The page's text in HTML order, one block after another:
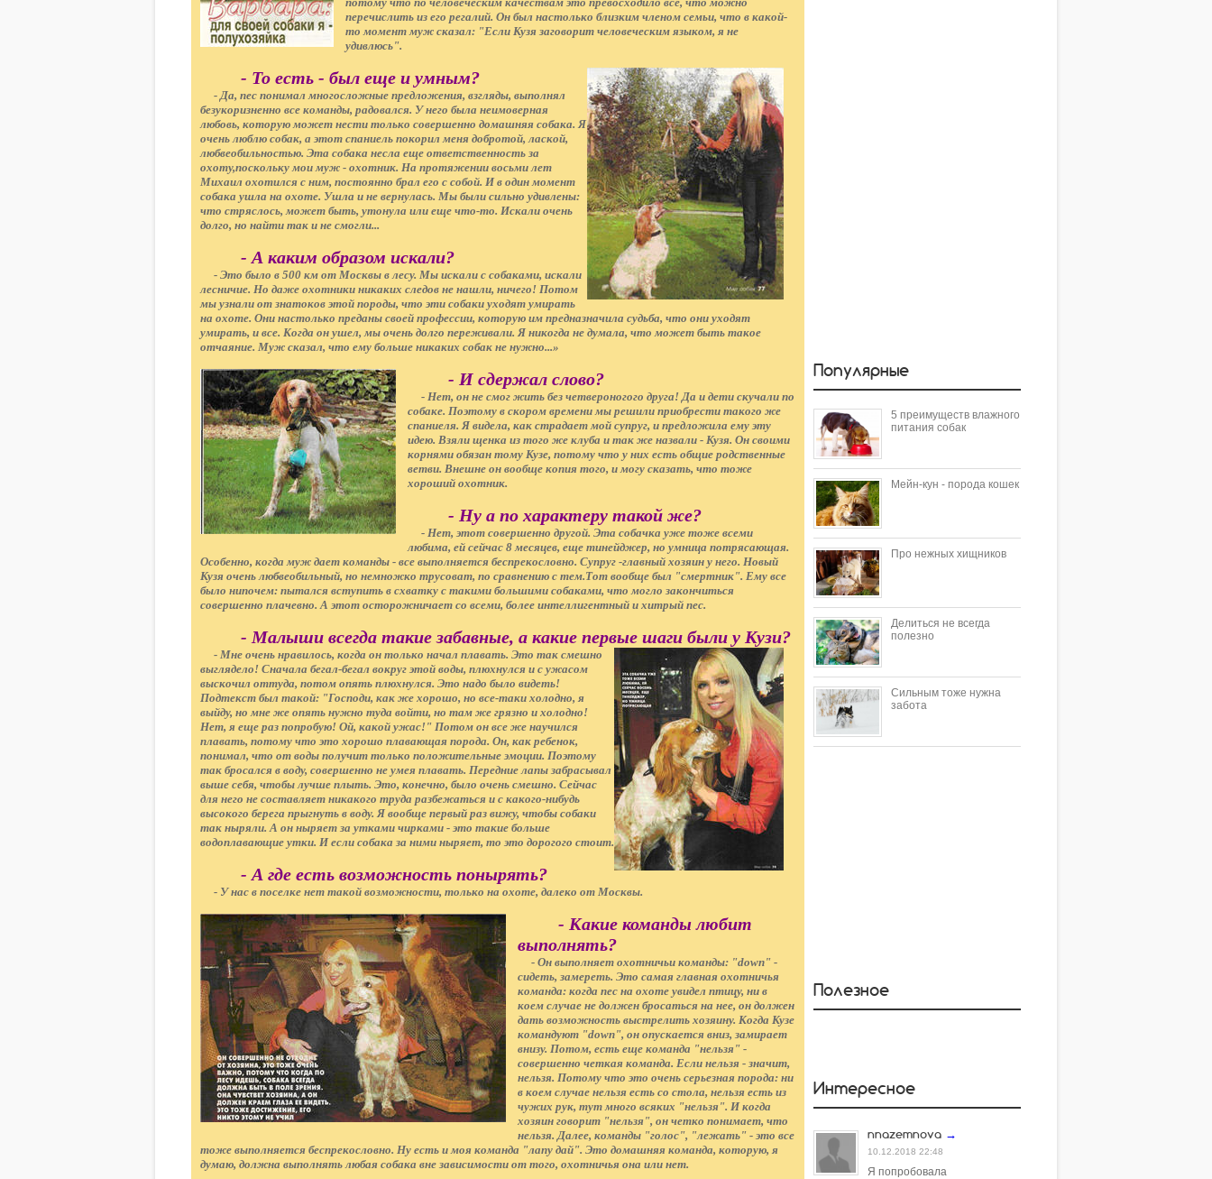
перечислить из его регалий. Он был настолько близким членом семьи, что в какой-
то момент муж сказал: "Если Кузя заговорит человеческим языком, я не
удивлюсь".
- То есть - был еще и умным?
- Да, пес понимал многосложные предложения, взгляды, выполнял
безукоризненно все команды, радовался. У него была неимоверная
любовь, которую может нести только совершенно домашняя собака. Я
очень люблю собак, а этот спаниель покорил меня добротой, лаской,
любвеобильностью. Эта собака несла еще ответственность за
охоту,поскольку мои муж - охотник. На протяжении восьми лет
Михаил охотился с ним, постоянно брал его с собой. И в один момент
собака ушла на охоте. Ушла и не вернулась. Мы были сильно удивлены:
что стряслось, может быть, утонула или еще что-то. Искали очень
долго, но найти так и не смогли...
- А каким образом искали?
- Это было в 500 км от Москвы в лесу. Мы искали с собаками, искали
лесничие. Но даже охотники никаких следов не нашли, ничего! Потом
мы узнали от знатоков этой породы, что эти собаки уходят умирать
на охоте. Они настолько преданы своей профессии, которую им предназначила судьба, что они уходят
умирать, и все. Когда он ушел, мы очень долго переживали. Я никогда не думала, что может быть такое
отчаяние. Муж сказал, что ему больше никаких собак не нужно...»
- И сдержал слово?
- Нет, он не смог жить без четвероногого друга! Да и дети скучали по
собаке. Поэтому в скором времени мы решили приобрести такого же
спаниеля. Я видела, как страдает мой супруг, и предложила ему эту
идею. Взяли щенка из того же клуба и так же назвали - Кузя. Он своими
корнями обязан тому Кузе, потому что у них есть общие родственные
ветви. Внешне он вообще копия того, и могу сказать, что тоже
хороший охотник.
- Ну а по характеру такой же?
- Нет, этот совершенно другой. Эта собачка уже тоже всеми
любима, ей сейчас 8 месяцев, еще тинейджер, но умница потрясающая.
Особенно, когда муж дает команды - все выполняется беспрекословно. Супруг -главный хозяин у него. Новый
Кузя очень любвеобильный, но немножко трусоват, по сравнению с тем.Тот вообще был "смертник". Ему все
было нипочем: пытался вступить в схватку с такими большими собаками, что могло закончиться
совершенно плачевно. А этот осторожничает со всеми, более интеллигентный и хитрый пес.
- Малыши всегда такие забавные, а какие первые шаги были у Кузи?
- Мне очень нравилось, когда он только начал плавать. Это так смешно
выглядело! Сначала бегал-бегал вокруг этой воды, плюхнулся и с ужасом
выскочил оттуда, потом опять плюхнулся. Это надо было видеть!
Подтекст был такой: "Господи, как же хорошо, но все-таки холодно, я
выйду, но мне же опять нужно туда войти, но там же грязно и холодно!
Нет, я еще раз попробую! Ой, какой ужас!" Потом он все же научился
плавать, потому что это хорошо плавающая порода. Он, как ребенок,
понимал, что от воды получит только положительные эмоции. Поэтому
так бросался в воду, совершенно не умея плавать. Передние лапы забрасывал
выше себя, чтобы лучше плыть. Это, конечно, было очень смешно. Сейчас
для него не составляет никакого труда разбежаться и с какого-нибудь
высокого берега прыгнуть в воду. Я вообще первый раз вижу, чтобы собаки
так ныряли. А он ныряет за утками чирками - это такие больше
водоплавающие утки. И если собака за ними ныряет, то это дорогого стоит.
- А где есть возможность понырять?
- У нас в поселке нет такой возможности, только на охоте, далеко от Москвы.
- Какие команды любит
выполнять?
- Он выполняет охотничьи команды: "down" -
сидеть, замереть. Это самая главная охотничья
команда: когда пес на охоте увидел птицу, ни в
коем случае не должен бросаться на нее, он должен
дать возможность выстрелить хозяину. Когда Кузе
командуют "down", он опускается вниз, замирает
внизу. Потом, есть еще команда "нельзя" -
совершенно четкая команда. Если нельзя - значит,
нельзя. Потому что это очень серьезная порода: ни
в коем случае нельзя есть со стола, нельзя есть из
чужих рук, тут много всяких "нельзя". И когда
хозяин говорит "нельзя", он четко понимает, что
нельзя. Далее, команды "голос", "лежать" - это все
тоже выполняется беспрекословно. Ну есть и моя команда "лапу дай". Это домашняя команда, которую, я
думаю, должна выполнять любая собака вне зависимости от того, охотничья она или нет.
Популярные
5 преимуществ влажного
питания собак
Мейн-кун - порода кошек
Про нежных хищников
Делиться не всегда
полезно
Сильным тоже нужна
забота
Полезное
Интересное
nnazemnova →
10.12.2018 22:48
Я попробовала